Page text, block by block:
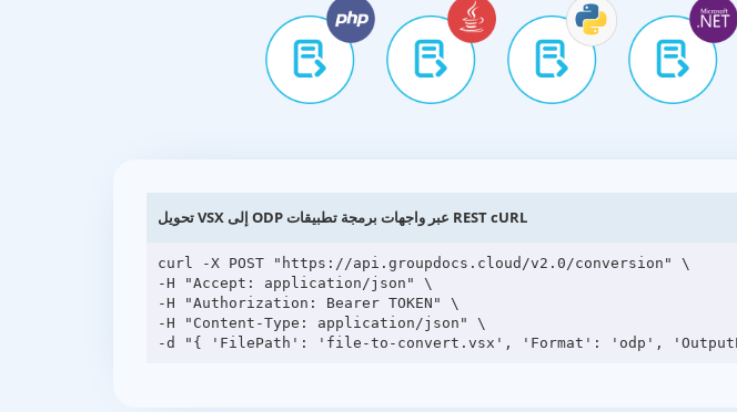
تحويل VSX إلى ODP عبر واجهات برمجة تطبيقات REST cURL
curl -X POST "https://api.groupdocs.cloud/v2.0/conversion" \
-H "Accept: application/json" \
-H "Authorization: Bearer TOKEN" \
-H "Content-Type: application/json" \